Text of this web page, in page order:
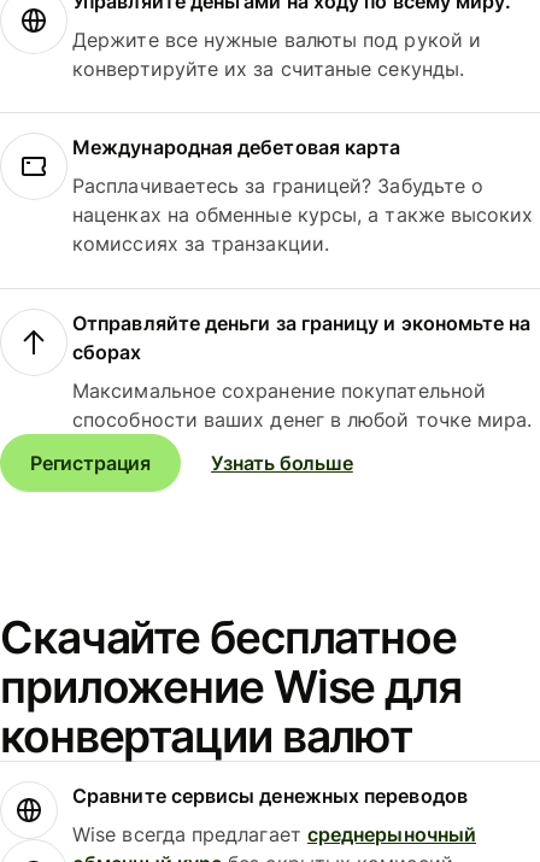
Держите все нужные валюты под рукой и
конвертируйте их за считаные секунды.
Международная дебетовая карта
Расплачиваетесь за границей? Забудьте о
наценках на обменные курсы, а также высоких
комиссиях за транзакции.
Отправляйте деньги за границу и экономьте на
сборах
Максимальное сохранение покупательной
способности ваших денег в любой точке мира.
Регистрация
Узнать больше
Скачайте бесплатное
приложение Wise для
конвертации валют
Сравните сервисы денежных переводов
Wise всегда предлагает среднерыночный